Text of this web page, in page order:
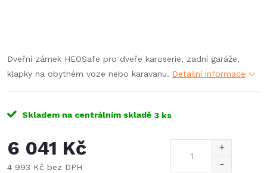
Dveřní zámek HEOSafe pro dveře karoserie, zadní garáže,
klapky na obytném voze nebo karavanu. Detailní informace
Skladem na centrálním skladě 3 ks
6 041 Kč
4 993 Kč bez DPH